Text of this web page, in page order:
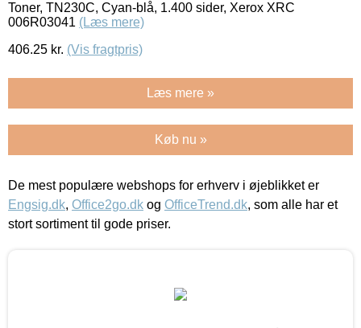
Toner, TN230C, Cyan-blå, 1.400 sider, Xerox XRC
006R03041 (Læs mere)
406.25 kr. (Vis fragtpris)
Læs mere »
Køb nu »
De mest populære webshops for erhverv i øjeblikket er
Engsig.dk, Office2go.dk og OfficeTrend.dk, som alle har et
stort sortiment til gode priser.